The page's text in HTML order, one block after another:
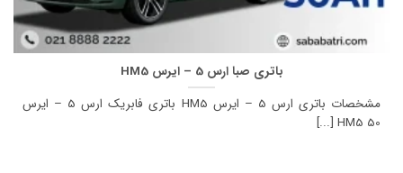
باتری صبا ارس 5 – ایرس HM5
مشخصات باتری ارس 5 – ایرس HM5 باتری فابریک ارس 5 – ایرس
HM5 50 [...]